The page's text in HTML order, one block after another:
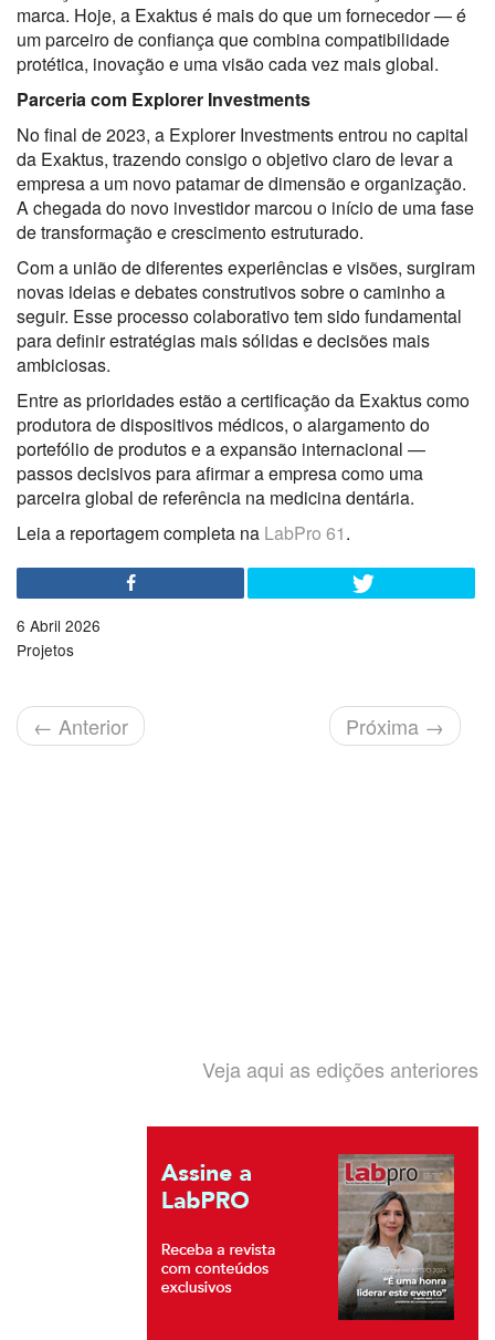
marca. Hoje, a Exaktus é mais do que um fornecedor — é
um parceiro de confiança que combina compatibilidade
protética, inovação e uma visão cada vez mais global.
Parceria com Explorer Investments
No final de 2023, a Explorer Investments entrou no capital
da Exaktus, trazendo consigo o objetivo claro de levar a
empresa a um novo patamar de dimensão e organização.
A chegada do novo investidor marcou o início de uma fase
de transformação e crescimento estruturado.
Com a união de diferentes experiências e visões, surgiram
novas ideias e debates construtivos sobre o caminho a
seguir. Esse processo colaborativo tem sido fundamental
para definir estratégias mais sólidas e decisões mais
ambiciosas.
Entre as prioridades estão a certificação da Exaktus como
produtora de dispositivos médicos, o alargamento do
portefólio de produtos e a expansão internacional —
passos decisivos para afirmar a empresa como uma
parceira global de referência na medicina dentária.
Leia a reportagem completa na LabPro 61.
6 Abril 2026
Projetos
← Anterior Próxima →
Veja aqui as edições anteriores